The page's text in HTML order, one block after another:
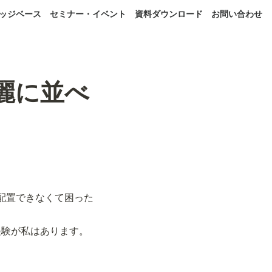
ジベース セミナー・イベント 資料ダウンロード お問い合わせ
に並べ
置できなくて困った
私はあります。